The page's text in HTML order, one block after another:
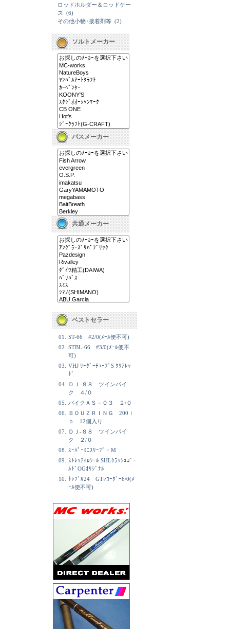
ロッドホルダー＆ロッドケー
ス
(6)
その他小物･接着剤等 (2)
ソルトメーカー
バスメーカー
共通メーカー
ベストセラー
01.
ST-66 #2/0(ﾒｰﾙ便不可)
02.
STBL-66 #3/0(ﾒｰﾙ便不
可)
03.
VHJ ﾘｰﾀﾞｰﾁｭｰﾌﾞS ｸﾘｱﾚｯ
ﾄﾞ
04.
ＤＪ-８８ ツインパイ
ク ４/０
05.
パイクＡＳ－０３ ２/０
06.
ＢＯＵＺＲＩＮＧ 200ｌ
ｂ 12個入り
07.
ＤＪ-８８ ツインパイ
ク ２/０
08.
ｽｰﾊﾟｰﾐﾆｽﾘｰﾌﾞ・M
09.
ｽﾄﾚｯﾁﾎﾛｼｰﾙ SHLｸﾗｯｼｭｺﾞｰ
ﾙﾄﾞOGｵﾘｼﾞﾅﾙ
10.
ﾄﾚﾌﾞﾙ24 GTﾚｺｰﾀﾞｰ6/0(ﾒ
ｰﾙ便不可)